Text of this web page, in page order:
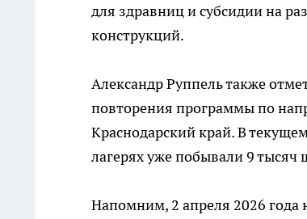
для здравниц и субсидии на
конструкций.
Александр Руппель также
повторения программы по
Краснодарский край. В
лагерях уже побывали 9 тысяч
Напомним, 2 апреля 2026 года